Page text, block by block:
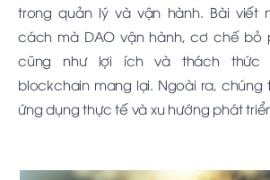
trong quản lý và vận hành. Bài viết
cách mà DAO vận hành, cơ chế bỏ
cũng như lợi ích và thách thức
blockchain mang lại. Ngoài ra, chúng
ứng dụng thực tế và xu hướng phát